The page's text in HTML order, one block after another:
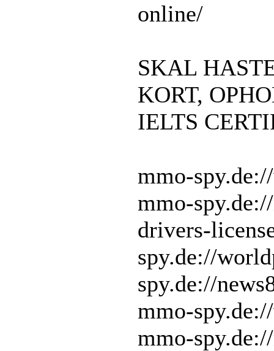
online/
SKAL
KORT,
IELTS
mmo-
mmo-
drivers-
spy.de://
spy.de://
mmo-
mmo-